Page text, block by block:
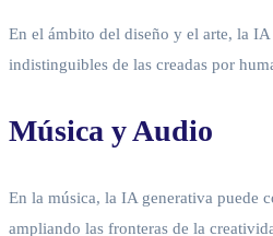
En el ámbito del diseño y el arte, la
indistinguibles de las creadas por
Música y Audio
En la música, la IA generativa puede
ampliando las fronteras de la